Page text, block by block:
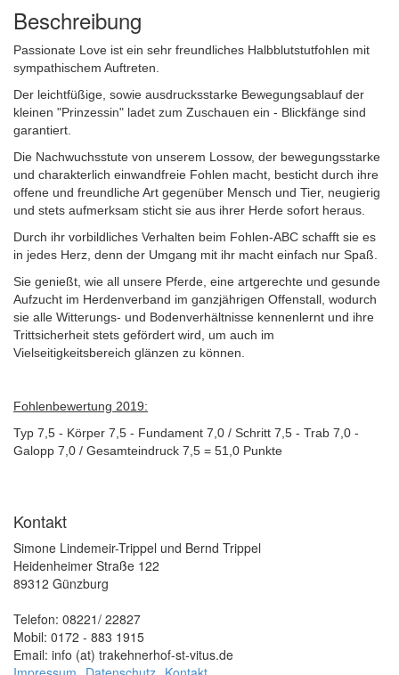
Beschreibung
Passionate Love ist ein sehr freundliches Halbblutstutfohlen mit
sympathischem Auftreten.
Der leichtfüßige, sowie ausdrucksstarke Bewegungsablauf der
kleinen "Prinzessin" ladet zum Zuschauen ein - Blickfänge sind
garantiert.
Die Nachwuchsstute von unserem Lossow, der bewegungsstarke
und charakterlich einwandfreie Fohlen macht, besticht durch ihre
offene und freundliche Art gegenüber Mensch und Tier, neugierig
und stets aufmerksam sticht sie aus ihrer Herde sofort heraus.
Durch ihr vorbildliches Verhalten beim Fohlen-ABC schafft sie es
in jedes Herz, denn der Umgang mit ihr macht einfach nur Spaß.
Sie genießt, wie all unsere Pferde, eine artgerechte und gesunde
Aufzucht im Herdenverband im ganzjährigen Offenstall, wodurch
sie alle Witterungs- und Bodenverhältnisse kennenlernt und ihre
Trittsicherheit stets gefördert wird, um auch im
Vielseitigkeitsbereich glänzen zu können.
Fohlenbewertung 2019:
Typ 7,5 - Körper 7,5 - Fundament 7,0 / Schritt 7,5 - Trab 7,0 -
Galopp 7,0 / Gesamteindruck 7,5 = 51,0 Punkte
Kontakt
Simone Lindemeir-Trippel und Bernd Trippel
Heidenheimer Straße 122
89312 Günzburg
Telefon: 08221/ 22827
Mobil: 0172 - 883 1915
Email: info (at) trakehnerhof-st-vitus.de